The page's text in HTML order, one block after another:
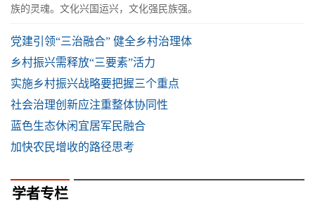
族的灵魂。文化兴国运兴，文化强民族强。
党建引领“三治融合” 健全乡村治理体
乡村振兴需释放“三要素”活力
实施乡村振兴战略要把握三个重点
社会治理创新应注重整体协同性
蓝色生态休闲宜居军民融合
加快农民增收的路径思考
学者专栏